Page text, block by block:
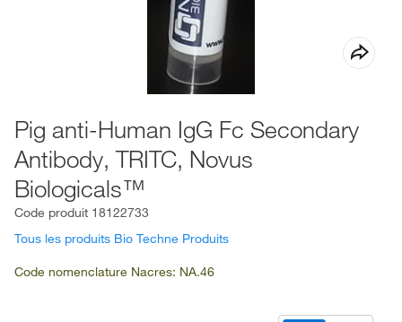
Pig anti-Human IgG Fc Secondary
Antibody, TRITC, Novus
Biologicals™
Code produit 18122733
Tous les produits Bio Techne Produits
Code nomenclature Nacres: NA.46